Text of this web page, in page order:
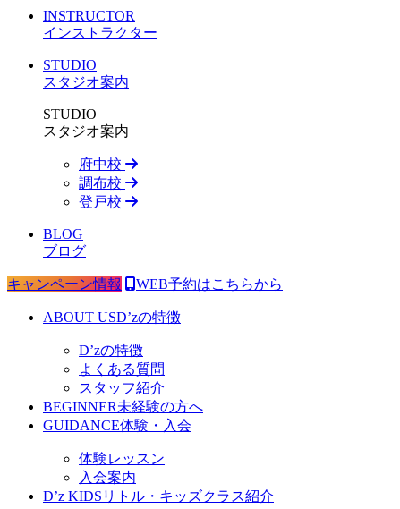
INSTRUCTOR
インストラクター
STUDIO
スタジオ案内
STUDIO
スタジオ案内
府中校
調布校
登戸校
BLOG
ブログ
キャンペーン情報 WEB予約はこちらから
ABOUT USD’zの特徴
D’zの特徴
よくある質問
スタッフ紹介
BEGINNER未経験の方へ
GUIDANCE体験・入会
体験レッスン
入会案内
D’z KIDS リトル・キッズクラス紹介